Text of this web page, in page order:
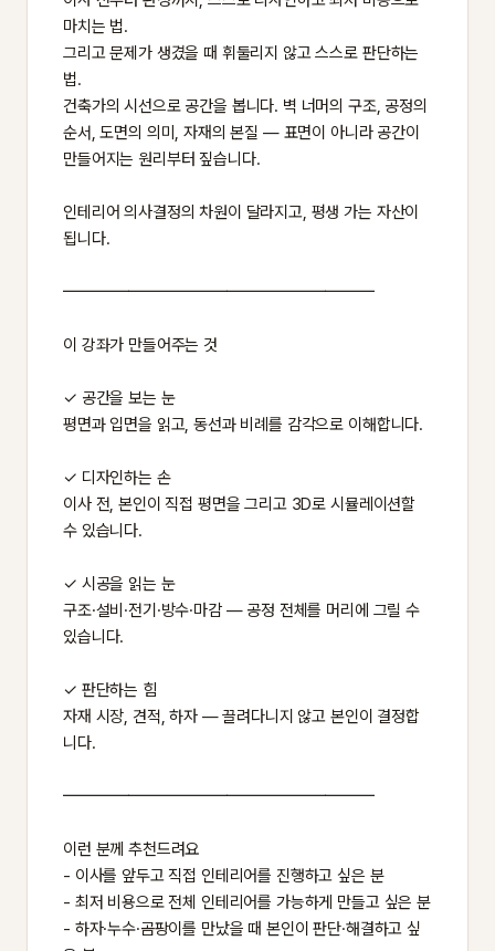
마치는 법.
그리고 문제가 생겼을 때 휘둘리지 않고 스스로 판단하는
법.
건축가의 시선으로 공간을 봅니다. 벽 너머의 구조, 공정의
순서, 도면의 의미, 자재의 본질 — 표면이 아니라 공간이
만들어지는 원리부터 짚습니다.
인테리어 의사결정의 차원이 달라지고, 평생 가는 자산이
됩니다.
━━━━━━━━━━━━━━━━━━━
이 강좌가 만들어주는 것
✓ 공간을 보는 눈
평면과 입면을 읽고, 동선과 비례를 감각으로 이해합니다.
✓ 디자인하는 손
이사 전, 본인이 직접 평면을 그리고 3D로 시뮬레이션할
수 있습니다.
✓ 시공을 읽는 눈
구조·설비·전기·방수·마감 — 공정 전체를 머리에 그릴 수
있습니다.
✓ 판단하는 힘
자재 시장, 견적, 하자 — 끌려다니지 않고 본인이 결정합
니다.
━━━━━━━━━━━━━━━━━━━
이런 분께 추천드려요
- 이사를 앞두고 직접 인테리어를 진행하고 싶은 분
- 최저 비용으로 전체 인테리어를 가능하게 만들고 싶은 분
- 하자·누수·곰팡이를 만났을 때 본인이 판단·해결하고 싶